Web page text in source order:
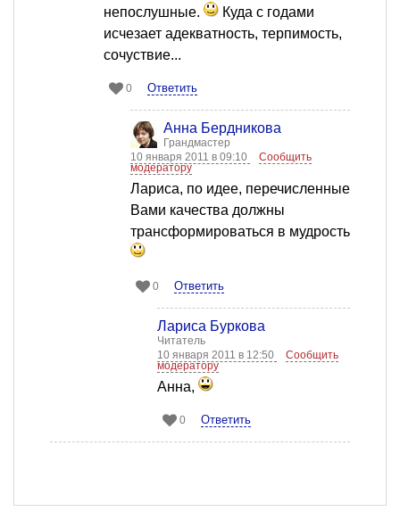
непослушные.
Куда с годами
исчезает адекватность, терпимость,
сочуствие...
0 Ответить
Анна Бердникова
Грандмастер
10 января 2011 в 09:10
Сообщить
модератору
Лариса, по идее, перечисленные
Вами качества должны
трансформироваться в мудрость
0 Ответить
Лариса Буркова
Читатель
10 января 2011 в 12:50
Сообщить
модератору
Анна,
0 Ответить